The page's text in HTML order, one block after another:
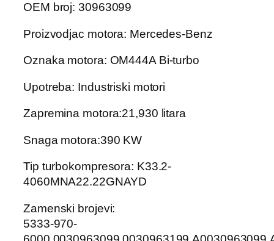
OEM broj: 30963099
Proizvodjac motora: Mercedes-Benz
Oznaka motora: OM444A Bi-turbo
Upotreba: Industriski motori
Zapremina motora:21,930 litara
Snaga motora:390 KW
Tip turbokompresora: K33.2-
4060MNA22.22GNAYD
Zamenski brojevi:
5333-970-